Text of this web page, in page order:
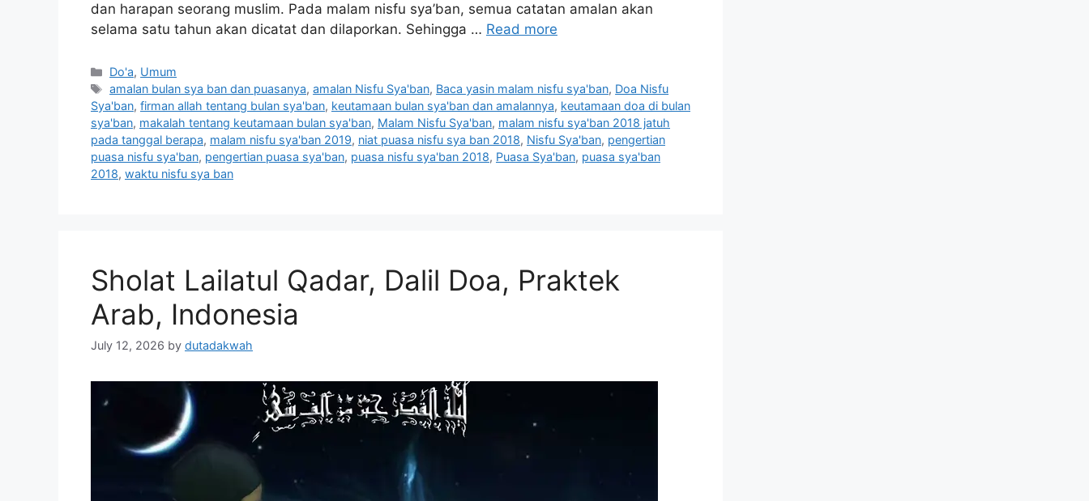
dan harapan seorang muslim. Pada malam nisfu sya’ban, semua catatan amalan akan
selama satu tahun akan dicatat dan dilaporkan. Sehingga … Read more
Categories
Do'a, Umum
Tags
amalan bulan sya ban dan puasanya,amalan Nisfu Sya'ban, Baca yasin malam nisfu sya'ban, Doa Nisfu
Sya'ban, firman allah tentang bulan sya'ban, keutamaan bulan sya'ban dan amalannya, keutamaan doa di bulan
sya'ban, makalah tentang keutamaan bulan sya'ban, Malam Nisfu Sya'ban, malam nisfu sya'ban 2018 jatuh
pada tanggal berapa, malam nisfu sya'ban 2019, niat puasa nisfu sya ban 2018, Nisfu Sya'ban, pengertian
puasa nisfu sya'ban, pengertian puasa sya'ban, puasa nisfu sya'ban 2018, Puasa Sya'ban, puasa sya'ban
2018, waktu nisfu sya ban
Sholat Lailatul Qadar, Dalil Doa, Praktek
Arab, Indonesia
July 12, 2026 by dutadakwah